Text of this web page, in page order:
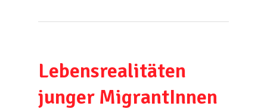
Lebensrealitäten
junger MigrantInnen